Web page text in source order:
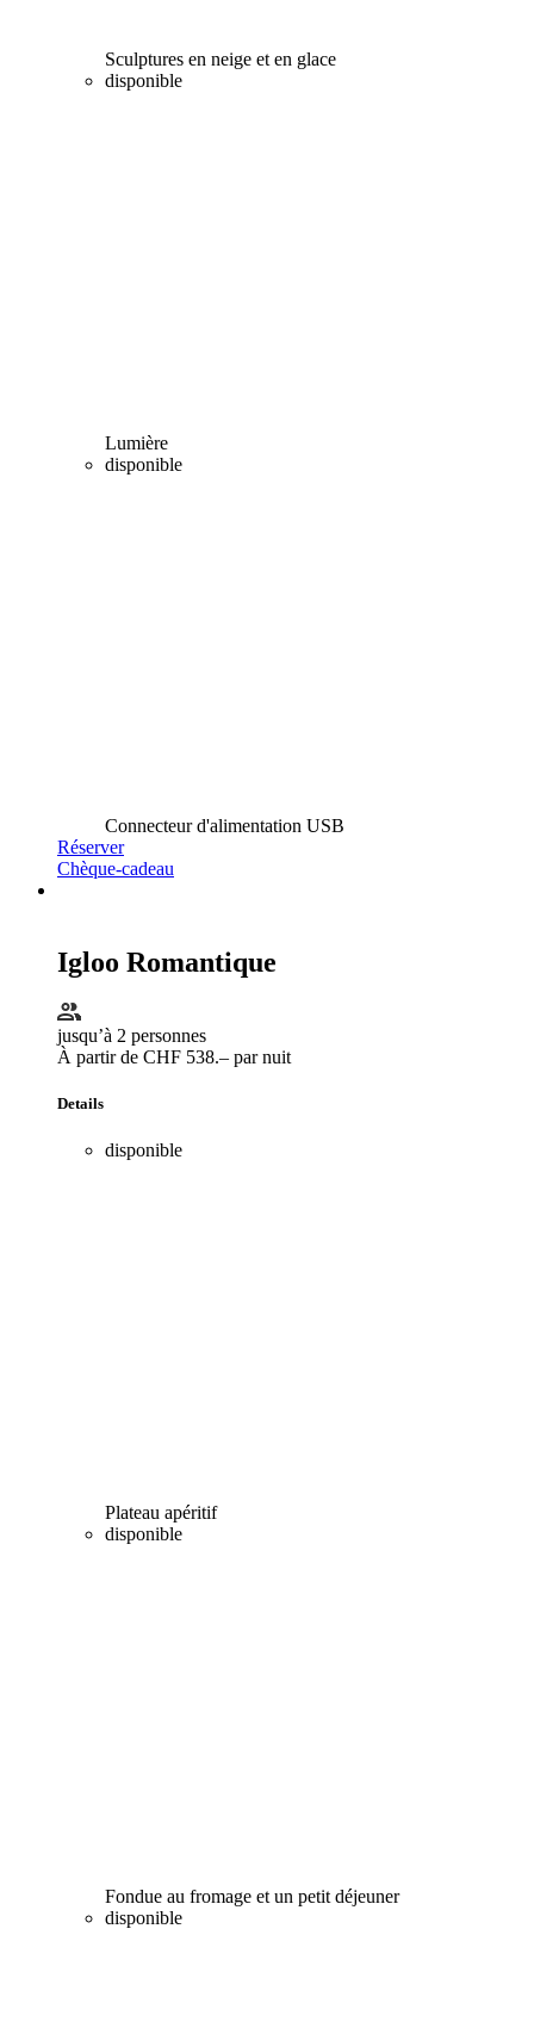
Sculptures en neige et en glace
disponible
Lumière
disponible
Connecteur d'alimentation USB
Réserver
Chèque-cadeau
Igloo Romantique
jusqu’à 2 personnes
À partir de CHF 538.– par nuit
Details
disponible
Plateau apéritif
disponible
Fondue au fromage et un petit déjeuner
disponible